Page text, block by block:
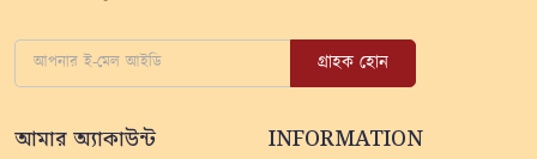
গ্রাহক হোন
আমার অ্যাকাউন্ট INFORMATION